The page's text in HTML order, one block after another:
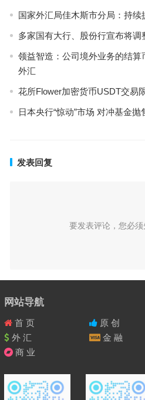
国家外汇局佳木斯市分局：持续
多家国有大行、股份行宣布将
领益智造：公司境外业务的结
外汇
花所Flower加密货币USDT交易
日本央行“惊动”市场 对冲基金
发表回复
要发表评论，您必须
网站导航
首 页 原 创
外 汇
金 融
商 业